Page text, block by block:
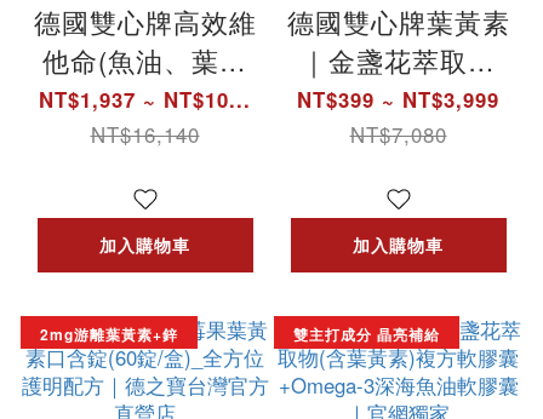
德國雙心牌高效維
他命(魚油、葉黃
素、Q10添加)｜A-
Z綜合維他命(60
灣官方直營店(德
國雙心)
NT$1,937 ~ NT$10...
NT$16,140
加入購物車
德國雙心牌葉黃素
｜金盞花萃取物
(含葉黃素)複方軟
膠囊-德之寶台灣
雙心)
NT$399 ~ NT$3,999
NT$7,080
加入購物車
2mg游離葉黃素+鋅 雙主打成分 晶亮補給